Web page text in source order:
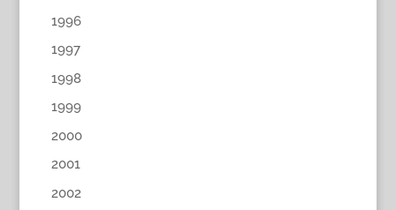
1996
1997
1998
1999
2000
2001
2002